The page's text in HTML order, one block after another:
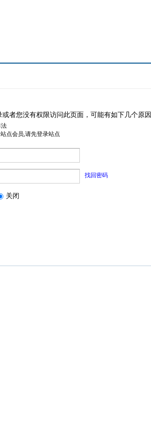
或者您没有权限访问此页面，可能有如下几个原因
点会员,请先登录站点
找回密码
关闭